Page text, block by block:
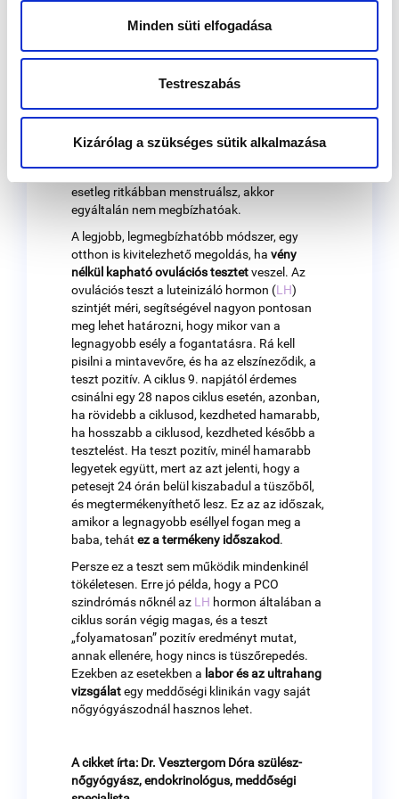
Minden süti elfogadása
Testreszabás
Kizárólag a szükséges sütik alkalmazása
lehetnek például amobilapplikációkis.
Léteznek olyan applikációk, amelyek a ciklus
időpontját, de ezek az applikációk nem
mindenkinél működnek jól. Például, ha nem
esetleg ritkábban menstruálsz, akkor
egyáltalán nem megbízhatóak.
A legjobb, legmegbízhatóbb módszer, egy
otthon is kivitelezhető megoldás, ha vény
nélkül kapható ovulációs tesztetveszel. Az
ovulációs teszt a luteinizáló hormon (LH)
szintjét méri, segítségével nagyon pontosan
meg lehet határozni, hogy mikor van a
legnagyobb esély a fogantatásra. Rá kell
pisilni a mintavevőre, és ha az elszíneződik, a
teszt pozitív. A ciklus 9. napjától érdemes
csinálni egy 28 napos ciklus esetén, azonban,
ha rövidebb a ciklusod, kezdheted hamarabb,
ha hosszabb a ciklusod, kezdheted később a
tesztelést. Ha teszt pozitív, minél hamarabb
legyetek együtt, mert az azt jelenti, hogy a
petesejt 24 órán belül kiszabadul a tüszőből,
és megtermékenyíthető lesz. Ez az az időszak,
amikor a legnagyobb eséllyel fogan meg a
baba, tehát ez a termékeny időszakod.
Persze ez a teszt sem működik mindenkinél
tökéletesen. Erre jó példa, hogy a PCO
szindrómás nőknél az LH hormon általában a
ciklus során végig magas, és a teszt
„folyamatosan” pozitív eredményt mutat,
annak ellenére, hogy nincs is tüszőrepedés.
Ezekben az esetekben a labor és az ultrahang
vizsgálategy meddőségi klinikán vagy saját
nőgyógyászodnál hasznos lehet.
A cikket írta: Dr. Vesztergom Dóraszülész-
nőgyógyász, endokrinológus, meddőségi